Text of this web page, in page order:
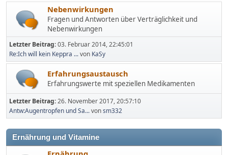
Nebenwirkungen
Fragen und Antworten über Verträglichkeit und
Nebenwirkungen
Letzter Beitrag:03. Februar 2014, 22:45:01
Re:Ich will kein Keppra ...von KaSy
Erfahrungsaustausch
Erfahrungswerte mit speziellen Medikamenten
Letzter Beitrag:26. November 2017, 20:57:10
Antw:Augentropfen und Sa...vonsm332
Ernährung und Vitamine